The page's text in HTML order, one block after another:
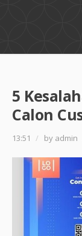
5
Calon
13:51 / by admin